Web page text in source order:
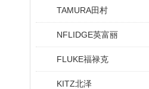
TAMURA田村
NFLIDGE英富丽
FLUKE福禄克
KITZ北泽